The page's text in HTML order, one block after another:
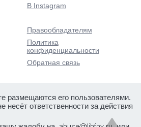
В Instagram
Правообладателям
Политика
конфиденциальности
Обратная связь
размещаются его пользователями.
несёт ответственности за действия